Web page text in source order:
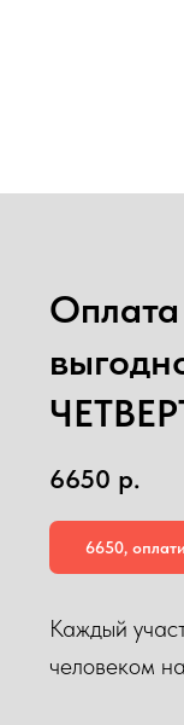
Оплата
6650 р.
6650,
Каждый
человеком